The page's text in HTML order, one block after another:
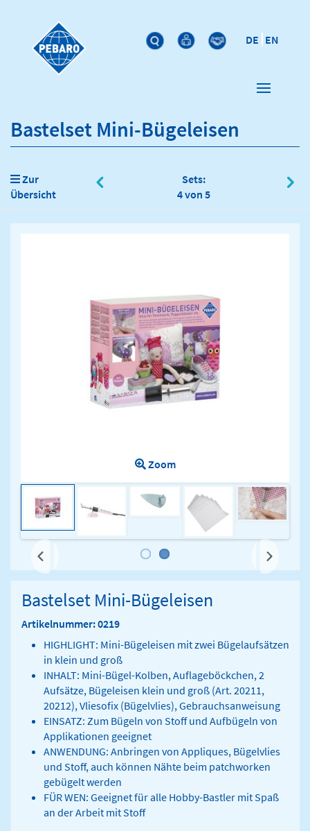
DE EN
Bastelset Mini-Bügeleisen
Zur
Übersicht
Sets:
4 von 5
Zoom
Next
Bastelset Mini-Bügeleisen
Artikelnummer: 0219
HIGHLIGHT: Mini-Bügeleisen mit zwei Bügelaufsätzen
in klein und groß
INHALT: Mini-Bügel-Kolben, Auflageböckchen, 2
Aufsätze, Bügeleisen klein und groß (Art. 20211,
20212), Vliesofix (Bügelvlies), Gebrauchsanweisung
EINSATZ: Zum Bügeln von Stoff und Aufbügeln von
Applikationen geeignet
ANWENDUNG: Anbringen von Appliques, Bügelvlies
und Stoff, auch können Nähte beim patchworken
gebügelt werden
FÜR WEN: Geeignet für alle Hobby-Bastler mit Spaß
an der Arbeit mit Stoff